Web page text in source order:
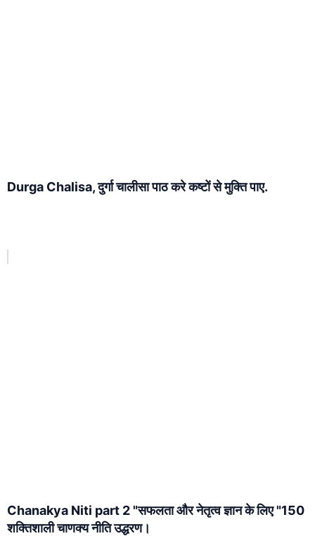
Durga Chalisa, दुर्गा चालीसा पाठ करे कष्टों से मुक्ति पाए.
Chanakya Niti part 2 "सफलता और नेतृत्व ज्ञान के लिए "150
शक्तिशाली चाणक्य नीति उद्धरण।